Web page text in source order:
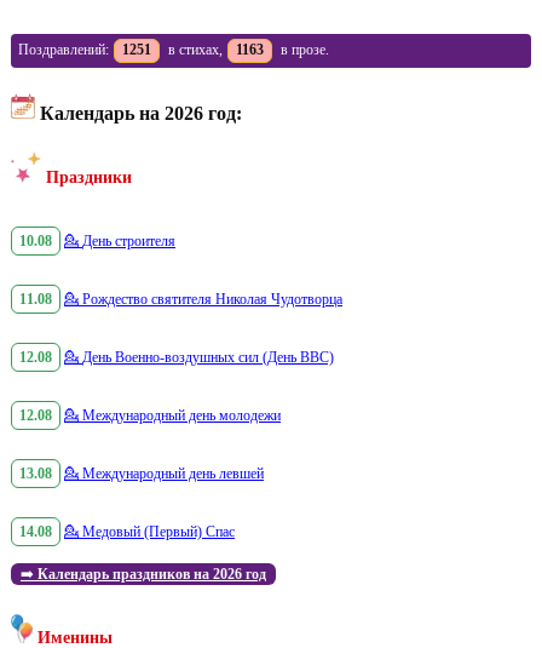
Поздравлений: 1251 в стихах, 1163 в прозе.
Календарь на 2026 год:
Праздники
10.08 💁 День строителя
11.08 💁 Рождество святителя Николая Чудотворца
12.08 💁 День Военно-воздушных сил (День ВВС)
12.08 💁 Международный день молодежи
13.08 💁 Международный день левшей
14.08 💁 Медовый (Первый) Спас
➡️ Календарь праздников на 2026 год
Именины